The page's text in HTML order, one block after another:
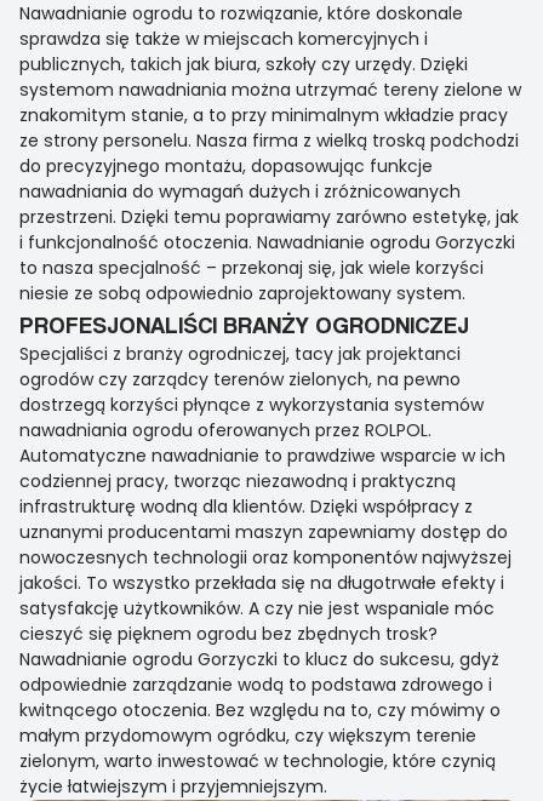
Nawadnianie ogrodu to rozwiązanie, które doskonale
sprawdza się także w miejscach komercyjnych i
publicznych, takich jak biura, szkoły czy urzędy. Dzięki
systemom nawadniania można utrzymać tereny zielone w
znakomitym stanie, a to przy minimalnym wkładzie pracy
ze strony personelu. Nasza firma z wielką troską podchodzi
do precyzyjnego montażu, dopasowując funkcje
nawadniania do wymagań dużych i zróżnicowanych
przestrzeni. Dzięki temu poprawiamy zarówno estetykę, jak
i funkcjonalność otoczenia. Nawadnianie ogrodu Gorzyczki
to nasza specjalność – przekonaj się, jak wiele korzyści
niesie ze sobą odpowiednio zaprojektowany system.
PROFESJONALIŚCI BRANŻY OGRODNICZEJ
Specjaliści z branży ogrodniczej, tacy jak projektanci
ogrodów czy zarządcy terenów zielonych, na pewno
dostrzegą korzyści płynące z wykorzystania systemów
nawadniania ogrodu oferowanych przez ROLPOL.
Automatyczne nawadnianie to prawdziwe wsparcie w ich
codziennej pracy, tworząc niezawodną i praktyczną
infrastrukturę wodną dla klientów. Dzięki współpracy z
uznanymi producentami maszyn zapewniamy dostęp do
nowoczesnych technologii oraz komponentów najwyższej
jakości. To wszystko przekłada się na długotrwałe efekty i
satysfakcję użytkowników. A czy nie jest wspaniale móc
cieszyć się pięknem ogrodu bez zbędnych trosk?
Nawadnianie ogrodu Gorzyczki to klucz do sukcesu, gdyż
odpowiednie zarządzanie wodą to podstawa zdrowego i
kwitnącego otoczenia. Bez względu na to, czy mówimy o
małym przydomowym ogródku, czy większym terenie
zielonym, warto inwestować w technologie, które czynią
życie łatwiejszym i przyjemniejszym.